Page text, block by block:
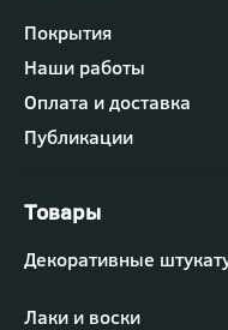
Футер
-
меню
"Компания"
Покрытия
Наши работы
Оплата и доставка
Публикации
Футер
-
меню
Декоративные
Лаки и воски